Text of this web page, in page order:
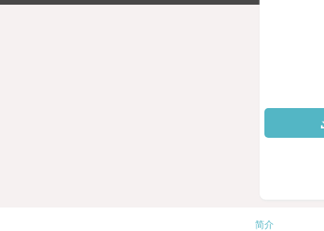
简介